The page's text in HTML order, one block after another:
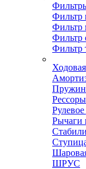
Фильтр
Фильтр
Фильтр
Фильтр
Ходовая
Рессоры
Рычаги
ШРУС